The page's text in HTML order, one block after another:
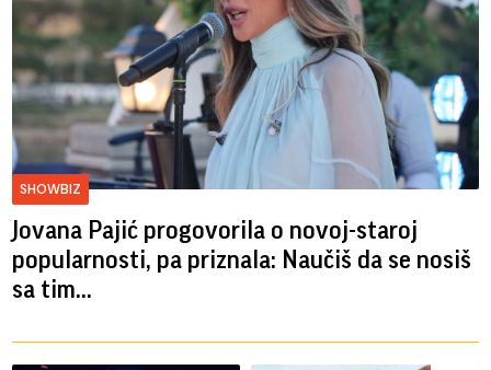
SHOWBIZ
Jovana Pajić progovorila o novoj-staroj
popularnosti, pa priznala: Naučiš da se nosiš
sa tim...